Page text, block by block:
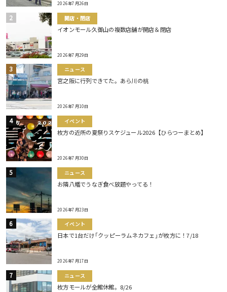
2026年7月26日
開店・閉店
イオンモール久御山の複数店舗が開店＆閉店
2026年7月29日
ニュース
宮之阪に行列できてた。あら川の桃
2026年7月10日
イベント
枚方の近所の夏祭りスケジュール2026【ひらつーまとめ】
2026年7月30日
ニュース
お隣八幡でうなぎ食べ放題やってる！
2026年7月23日
イベント
日本で1台だけ｢クッピーラムネカフェ｣が枚方に！7/18
2026年7月17日
ニュース
枚方モールが全館休館。8/26